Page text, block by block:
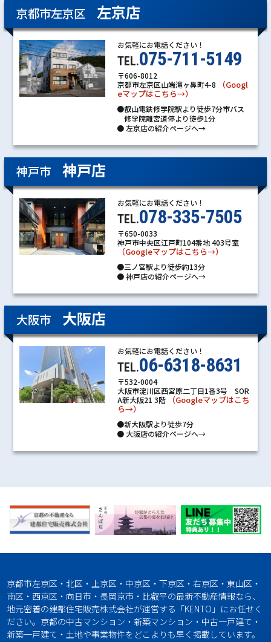
京都市左京区 左京店
お気軽にお電話ください！
TEL.075-711-5149
〒606-8012
京都市左京区山端滝ヶ鼻町4-8
（Googl
eマップはこちら→）
●叡山電鉄修学院駅より徒歩7分市バス
修学院離宮道停より徒歩1分
●左京店の紹介ページへ→
神戸市 神戸店
お気軽にお電話ください！
TEL.078-335-7505
〒650-0033
神戸市中央区江戸町104番地 403号室
（Googleマップはこちら→）
●三ノ宮駅より徒歩約13分
●神戸店の紹介ページへ→
大阪市 大阪店
お気軽にお電話ください！
TEL.06-6318-8631
〒532-0004
大阪市淀川区西宮原二丁目1番3号 SOR
A新大阪21 3階
（Googleマップはこち
ら→）
●新大阪駅より徒歩7分
●大阪店の紹介ページへ→
京都市左京区・北区・上京区・中京区・下京区・右京区・東山区・
南区・西京区・向日市・長岡京市・比叡平の最新不動産情報なら、
地元密着の建都住宅販売株式会社が運営する「KENTO」にお任せく
ださい。京都の中古マンション・新築マンション・中古一戸建て・
新築一戸建て・土地や事業物件をどこよりも早く掲載しています。